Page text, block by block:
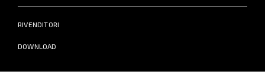
RIVENDITORI
DOWNLOAD